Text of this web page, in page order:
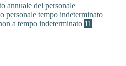
annuale del personale
personale tempo indeterminato
a tempo indeterminato 11